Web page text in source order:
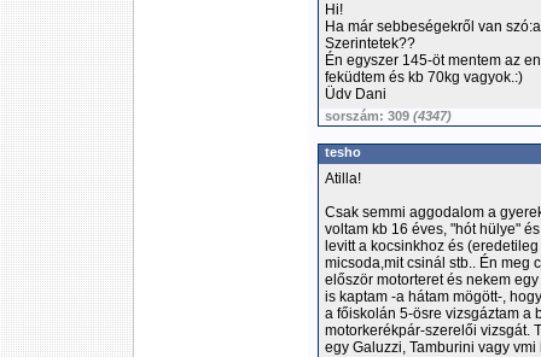
Hi!
Ha már sebbeségekről van
Szerintetek??
Én egyszer 145-öt mentem az
feküdtem és kb 70kg vagyok.:)
Üdv Dani
sorszám: 309 (4347)
tesho
Atilla!
Csak semmi aggodalom a
voltam kb 16 éves, "hót hülye"
levitt a kocsinkhoz és
micsoda,mit csinál stb.. Én meg
először motorteret és nekem
is kaptam -a hátam mögött-,
a főiskolán 5-ösre vizsgáztam a
motorkerékpár-szerelői vizsgát.
egy Galuzzi, Tamburini vagy vmi